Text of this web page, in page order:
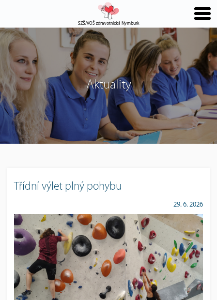
SZŠ/VOŠ zdravotnická Nymburk
Aktuality
Třídní výlet plný pohybu
29. 6. 2026